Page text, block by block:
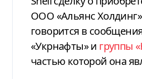
ООО «Альянс
говорится в
«Укрнафты» и группы
частью которой она